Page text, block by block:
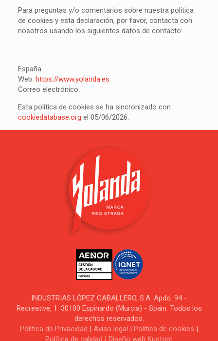
Para preguntas y/o comentarios sobre nuestra política
de cookies y esta declaración, por favor, contacta con
nosotros usando los siguientes datos de contacto:
España
Web: https://www.yolanda.es
Correo electrónico:
Esta política de cookies se ha sincronizado con
cookiedatabase.org el 05/06/2026.
INDUSTRIAS LÓPEZ CABALLERO, S.A. Apdo. 94 -
Recreative, 1. 30100 Espinardo (Murcia) - Spain. Todos los
derechos reservados.
Política de Privacidad | Aviso legal | Política de cookies |
Política de calidad | Diseño web Kustom